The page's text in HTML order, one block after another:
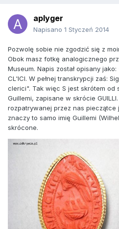
aplyger
Napisano 1 Styczeń 2014
Pozwolę sobie nie zgodzić się z
Obok masz fotkę analogicznego
Museum. Napis został opisany jako:
CL'ICI. W pełnej transkrypcji zaś:
clerici". Tak więc S jest skrótem od
Guillemi, zapisane w skrócie
rozpatrywanej przez nas pieczątce
znaczy to samo imię Guillemi
skrócone.